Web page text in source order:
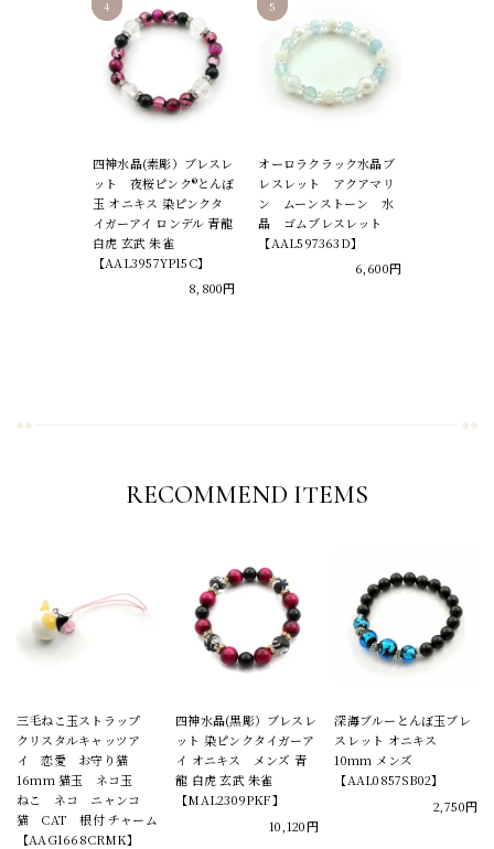
四神水晶(素彫）ブレスレ
ット 夜桜ピンク®とんぼ
玉 オニキス 染ピンクタ
イガーアイ ロンデル 青龍
白虎 玄武 朱雀
【AAL3957YP15C】
8,800円
オーロラクラック水晶ブ
レスレット アクアマリ
ン ムーンストーン 水
晶 ゴムブレスレット
【AAL597363D】
6,600円
RECOMMEND ITEMS
三毛ねこ玉ストラップ
クリスタルキャッツア
イ 恋愛 お守り猫
16mm 猫玉 ネコ玉
ねこ ネコ ニャンコ
猫 CAT 根付 チャーム
【AAG1668CRMK】
四神水晶(黒彫）ブレスレ
ット 染ピンクタイガーア
イ オニキス メンズ 青
龍 白虎 玄武 朱雀
【MAL2309PKF】
10,120円
深海ブルーとんぼ玉ブレ
スレット オニキス
10mm メンズ
【AAL0857SB02】
2,750円